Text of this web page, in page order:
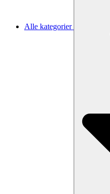
Alle kategorier